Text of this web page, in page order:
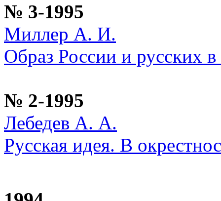
№ 3-1995
Миллер А. И.
Образ России и русских
№ 2-1995
Лебедев А. А.
Русская идея. В